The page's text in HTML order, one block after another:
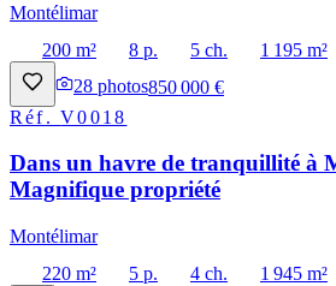
Montélimar
200 m²
8 p. 5 ch.
1 195 m²
28 photos850 000 €
Réf.V0018
Dans un havre de tranquillité à
Magnifique propriété
Montélimar
220 m²
5 p. 4 ch.
1 945 m²